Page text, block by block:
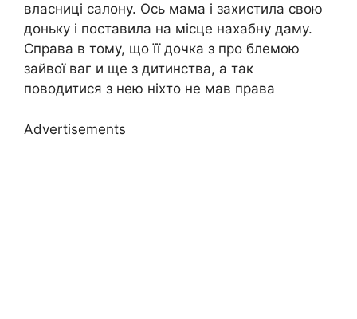
власниці салону. Ось мама і захистила свою
доньку і поставила на місце нахабну даму.
Справа в тому, що її дочка з про блемою
зайвої ваг и ще з дитинства, а так
поводитися з нею ніхто не мав права
Advertisements